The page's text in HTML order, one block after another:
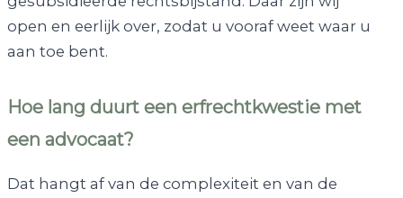
open en eerlijk over, zodat u vooraf weet waar u
aan toe bent.
Hoe lang duurt een erfrechtkwestie met
een advocaat?
Dat hangt af van de complexiteit en van de